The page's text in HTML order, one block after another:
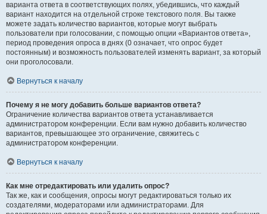
варианта ответа в соответствующих полях, убедившись, что каждый
вариант находится на отдельной строке текстового поля. Вы также
можете задать количество вариантов, которые могут выбрать
пользователи при голосовании, с помощью опции «Вариантов ответа»,
период проведения опроса в днях (0 означает, что опрос будет
постоянным) и возможность пользователей изменять вариант, за который
они проголосовали.
Вернуться к началу
Почему я не могу добавить больше вариантов ответа?
Ограничение количества вариантов ответа устанавливается
администратором конференции. Если вам нужно добавить количество
вариантов, превышающее это ограничение, свяжитесь с
администратором конференции.
Вернуться к началу
Как мне отредактировать или удалить опрос?
Так же, как и сообщения, опросы могут редактироваться только их
создателями, модераторами или администраторами. Для